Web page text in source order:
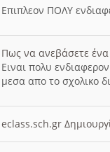
Επιπλεον ΠΟΛΥ
Πως να ανεβάσετε
Ειναι πολυ
μεσα απο το σχολικο
eclass.sch.gr